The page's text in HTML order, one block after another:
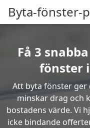
Byta-fönster-
Få 3
fönster
Att byta fönster ger
minskar drag och
bostadens värde. Vi
icke bindande